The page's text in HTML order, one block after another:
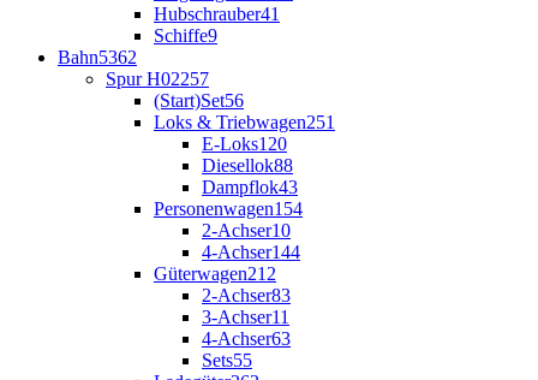
Hubschrauber41
Schiffe9
Bahn5362
Spur H02257
(Start)Set56
Loks & Triebwagen251
E-Loks120
Diesellok88
Dampflok43
Personenwagen154
2-Achser10
4-Achser144
Güterwagen212
2-Achser83
3-Achser11
4-Achser63
Sets55